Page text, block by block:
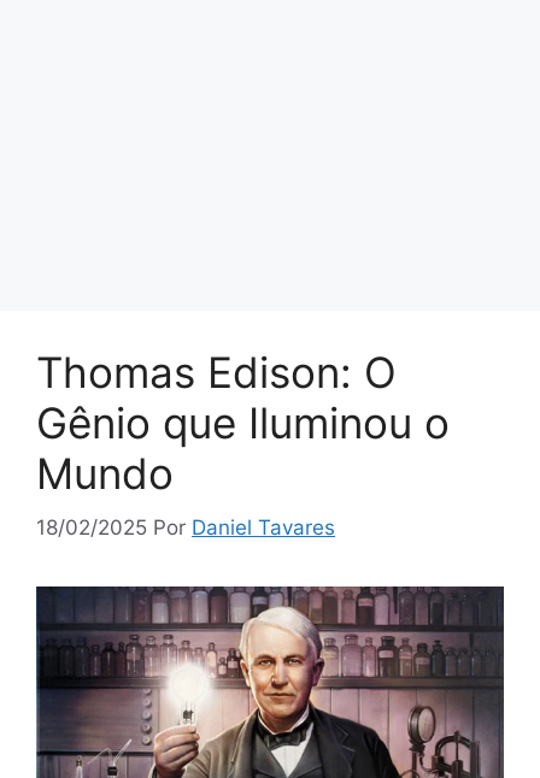
Thomas Edison: O
Gênio que Iluminou o
Mundo
18/02/2025 Por Daniel Tavares